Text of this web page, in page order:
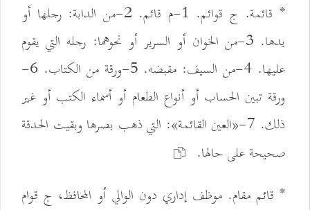
* قائمة. ج قوائم. 1-م قائم. 2-من الدابة: رجلها أو
يدها. 3-من الخوان أو السرير أو نحوهما: رجله التي يقوم
عليها. 4-من السيف: مقبضه. 5-ورقة من الكتاب. 6-
ورقة تبين الحساب أو أنواع الطعام أو أسماء الكتب أو غير
ذلك. 7-«العين القائمة»: التي ذهب بصرها وبقيت الحدقة
صحيحة على حالها.
* قائم مقام. موظف إداري دون الوالي أو المحافظ، ج قوام